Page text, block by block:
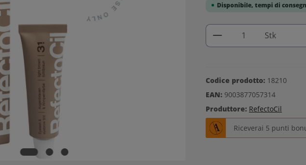
Disponibile, tempi di
Quantità del
Stk
Codice prodotto: 18210
EAN: 9003877057314
Produttore: RefectoCil
Riceverai 5 punti